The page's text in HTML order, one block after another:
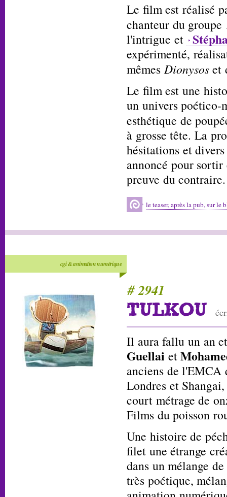
Le film est réalisé
chanteur du groupe
l'intrigue et
expérimenté,
mêmes Dionysoset
Le film est une
un univers poético-
esthétique de
à grosse tête. La
hésitations et
annoncé pour
preuve du contraire.
le teaser, après la pub, sur le
cgi & animation numérique
# 2941
TULKOU
Il aura fallu un an
Guellai et
anciens de
Londres et
court métrage de
Films du poisson
Une histoire de
filet une étrange
dans un mélange
très poétique,